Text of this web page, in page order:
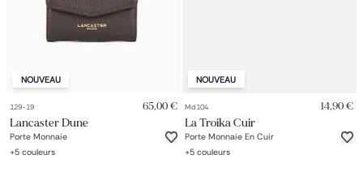
NOUVEAU
129-19 65,00 €
Lancaster Dune
Porte Monnaie
+5 couleurs
NOUVEAU
Md104 14,90 €
La Troika Cuir
Porte Monnaie En Cuir
+5 couleurs